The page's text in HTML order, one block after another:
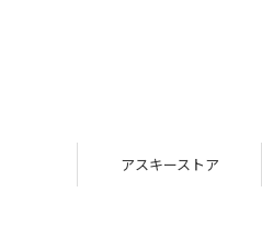
アスキーストア